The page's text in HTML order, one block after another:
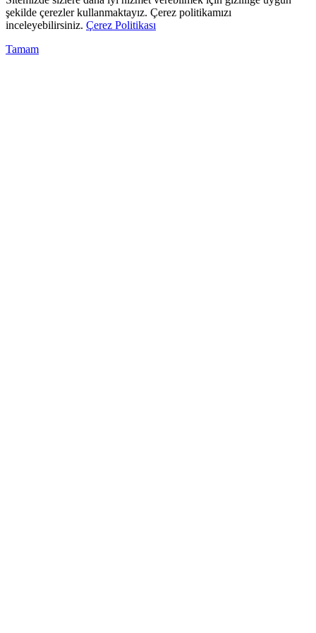
şekilde çerezler kullanmaktayız. Çerez politikamızı
inceleyebilirsiniz. Çerez Politikası
Tamam